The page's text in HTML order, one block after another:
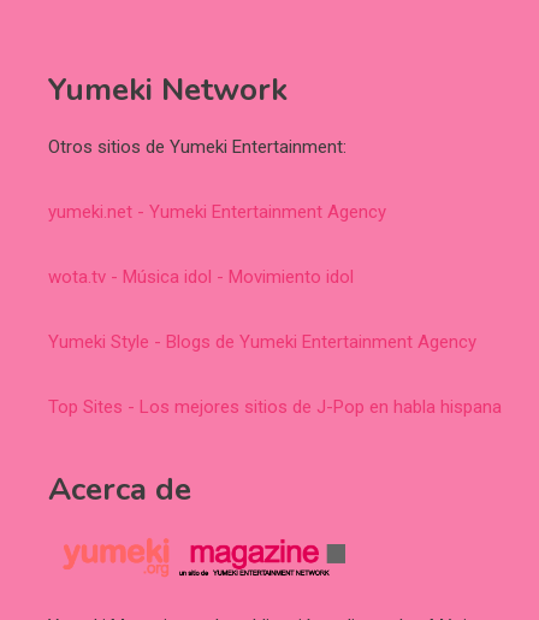
Yumeki Network
Otros sitios de Yumeki Entertainment:
yumeki.net - Yumeki Entertainment Agency
wota.tv - Música idol - Movimiento idol
Yumeki Style - Blogs de Yumeki Entertainment Agency
Top Sites - Los mejores sitios de J-Pop en habla hispana
Acerca de